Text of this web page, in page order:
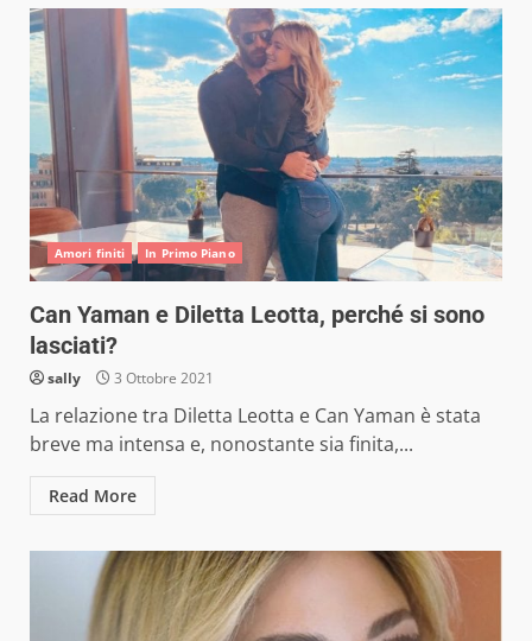
Amori finiti In Primo Piano
Can Yaman e Diletta Leotta, perché si sono
lasciati?
sally 3 Ottobre 2021
La relazione tra Diletta Leotta e Can Yaman è stata
breve ma intensa e, nonostante sia finita,...
Read More